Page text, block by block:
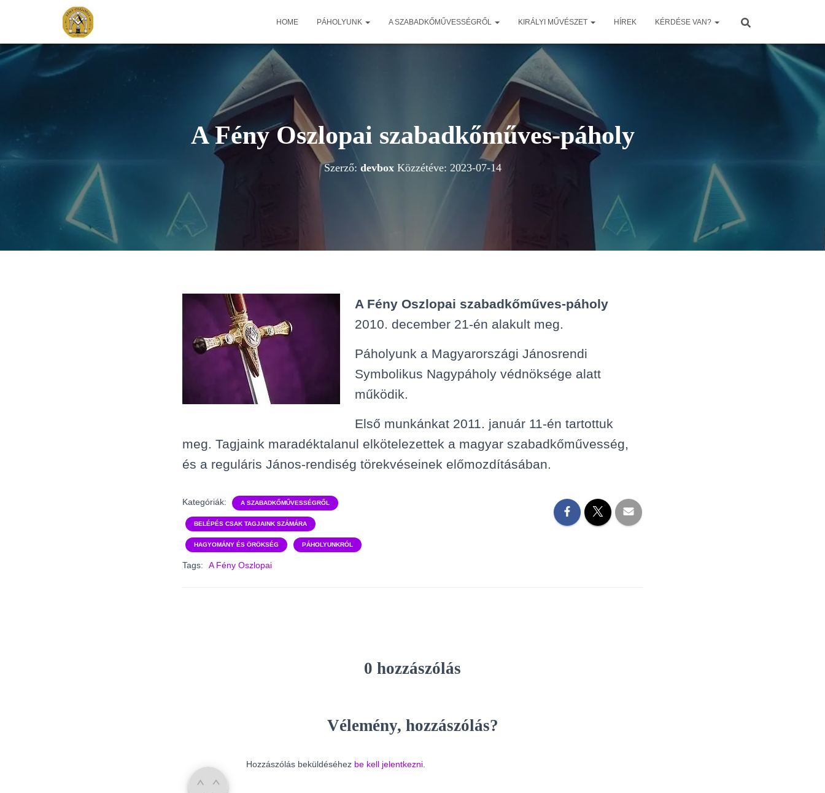
HOME PÁHOLYUNK A SZABADKŐMŰVESSÉGRŐL KIRÁLYI MŰVÉSZET HÍREK KÉRDÉSE VAN?
A Fény Oszlopai szabadkőműves-páholy
Szerző: devboxKözzétéve: 2023-07-14
A Fény Oszlopai szabadkőműves-páholy
2010. december 21-én alakult meg.
Páholyunk a Magyarországi Jánosrendi
Symbolikus Nagypáholy védnöksége alatt
működik.
Első munkánkat 2011. január 11-én tartottuk
meg. Tagjaink maradéktalanul elkötelezettek a magyar szabadkőművesség,
és a reguláris János-rendiség törekvéseinek előmozdításában.
Kategóriák: A SZABADKŐMŰVESSÉGRŐL
BELÉPÉS CSAK TAGJAINK SZÁMÁRA
HAGYOMÁNY ÉS ÖRÖKSÉG PÁHOLYUNKRÓL
Tags: A Fény Oszlopai
0 hozzászólás
Vélemény, hozzászólás?
Hozzászólás beküldéséhez be kell jelentkezni